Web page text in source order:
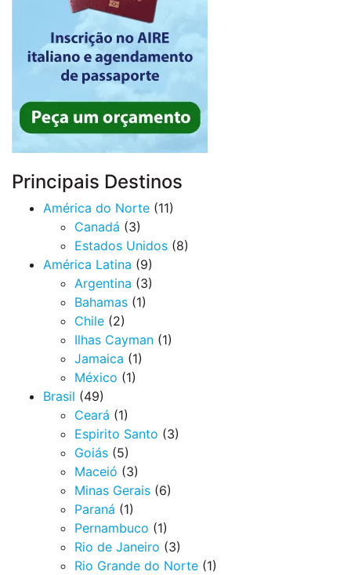
Principais Destinos
América do Norte (11)
Canadá (3)
Estados Unidos (8)
América Latina (9)
Argentina (3)
Bahamas (1)
Chile (2)
Ilhas Cayman (1)
Jamaica (1)
México (1)
Brasil (49)
Ceará (1)
Espirito Santo (3)
Goiás (5)
Maceió (3)
Minas Gerais (6)
Paraná (1)
Pernambuco (1)
Rio de Janeiro (3)
Rio Grande do Norte (1)